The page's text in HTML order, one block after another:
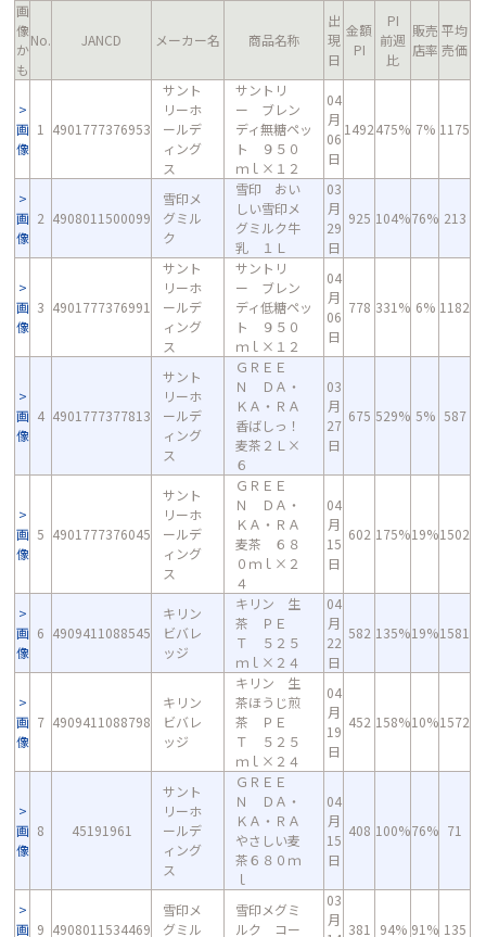
画
像
か
も
No. JANCD メーカー名 商品名称
出
現
日
金額
PI
PI
前週
比
販売
店率
平均
売価
画
像
1 4901777376953
サント
リーホ
ールデ
ィング
ス
サントリ
ー ブレン
ディ無糖ペッ
ト ９５０
ｍｌ×１２
04
月
06
日
1492475% 7% 1175
画
像
2 4908011500099
雪印メ
グミル
ク
雪印 おい
しい雪印メ
グミルク牛
乳 １Ｌ
03
月
29
日
925 104%76% 213
画
像
3 4901777376991
サント
リーホ
ールデ
ィング
ス
サントリ
ー ブレン
ディ低糖ペッ
ト ９５０
ｍｌ×１２
04
月
06
日
778 331% 6% 1182
画
像
4 4901777377813
サント
リーホ
ールデ
ィング
ス
ＧＲＥＥ
Ｎ ＤＡ・
ＫＡ・ＲＡ
香ばしっ！
麦茶２Ｌ×
６
03
月
27
日
675 529% 5% 587
画
像
5 4901777376045
サント
リーホ
ールデ
ィング
ス
ＧＲＥＥ
Ｎ ＤＡ・
ＫＡ・ＲＡ
麦茶 ６８
０ｍｌ×２
４
04
月
15
日
602 175%19%1502
画
像
6 4909411088545
キリン
ビバレ
ッジ
キリン 生
茶 ＰＥ
Ｔ ５２５
ｍｌ×２４
04
月
22
日
582 135%19%1581
画
像
7 4909411088798
キリン
ビバレ
ッジ
キリン 生
茶ほうじ煎
茶 ＰＥ
Ｔ ５２５
ｍｌ×２４
04
月
19
日
452 158%10%1572
画
像
8 45191961
サント
リーホ
ールデ
ィング
ス
ＧＲＥＥ
Ｎ ＤＡ・
ＫＡ・ＲＡ
やさしい麦
茶６８０ｍ
ｌ
04
月
15
日
408 100%76% 71
画 9 4908011534469
雪印メ
グミル
雪印メグミ
ルク コー
03
月
381 94% 91% 135